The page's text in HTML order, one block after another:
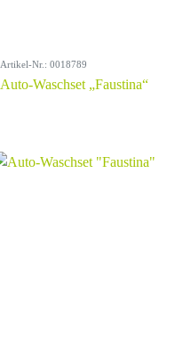
Artikel-Nr.: 0018789
Auto-Waschset „Faustina“